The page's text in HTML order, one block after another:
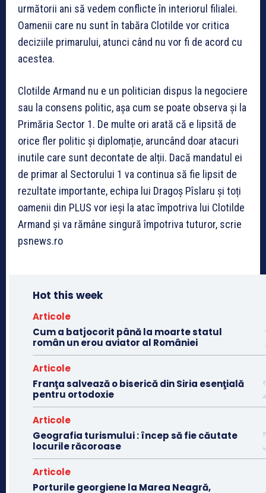
următorii ani să vedem conflicte în interiorul filialei.
Oamenii care nu sunt în tabăra Clotilde vor critica
deciziile primarului, atunci când nu vor fi de acord cu
acestea.
Clotilde Armand nu e un politician dispus la negociere
sau la consens politic, așa cum se poate observa și la
Primăria Sector 1. De multe ori arată că e lipsită de
orice fler politic și diplomație, aruncând doar atacuri
inutile care sunt decontate de alții. Dacă mandatul ei
de primar al Sectorului 1 va continua să fie lipsit de
rezultate importante, echipa lui Dragoș Pîslaru și toți
oamenii din PLUS vor ieși la atac împotriva lui Clotilde
Armand și va rămâne singură împotriva tuturor, scrie
psnews.ro
Hot this week
Articole
Cum a batjocorit până la moarte statul
român un erou aviator al României
Articole
Franţa salvează o biserică din Siria esenţială
pentru ortodoxie
Articole
Geografia turismului : încep să fie căutate
locurile răcoroase
Articole
Porturile georgiene la Marea Neagră,